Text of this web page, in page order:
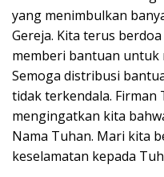
yang menimbulkan
Gereja. Kita terus
memberi bantuan untuk
Semoga distribusi
tidak terkendala. Firman
mengingatkan kita
Nama Tuhan. Mari kita
keselamatan kepada